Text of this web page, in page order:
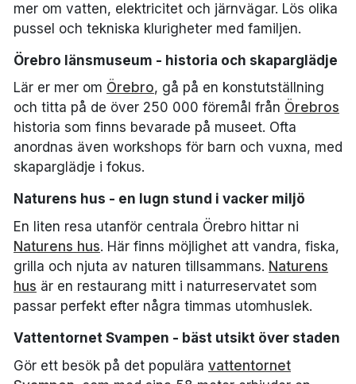
mer om vatten, elektricitet och järnvägar. Lös olika
pussel och tekniska klurigheter med familjen.
Örebro länsmuseum - historia och skaparglädje
Lär er mer om Örebro, gå på en konstutställning
och titta på de över 250 000 föremål från Örebros
historia som finns bevarade på museet. Ofta
anordnas även workshops för barn och vuxna, med
skaparglädje i fokus.
Naturens hus - en lugn stund i vacker miljö
En liten resa utanför centrala Örebro hittar ni
Naturens hus. Här finns möjlighet att vandra, fiska,
grilla och njuta av naturen tillsammans. Naturens
hus är en restaurang mitt i naturreservatet som
passar perfekt efter några timmas utomhuslek.
Vattentornet Svampen - bäst utsikt över staden
Gör ett besök på det populära vattentornet